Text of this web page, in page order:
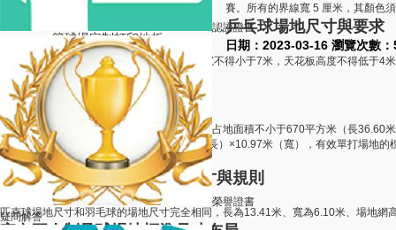
認證證書
榮譽證書
疑問解答
籃球場定制打印地板
賽。所有的界線寬 5 厘米，其顏色
乒乓球場地尺寸與要求
日期：2023-03-16 瀏覽次數
乒乓球場為長方形，其長度不得小于14米，寬不得小于7米，天花板高度不得低于
線。...
網球場地標準尺寸是多少？
日期：2023-03-16 瀏覽次數：4072
網球場地整體呈長方形，一片標準網球場地的占地面積不小于670平方米（長
內，有效雙打場地的標準尺寸是：23.77米（長）×10.97米（寬），有效單打場地
應留有余地不小于3.66米。...
匹克球（Pickleball）場地尺寸與規則
日期：2023-03-16 瀏覽次數：11617
匹克球場地尺寸和羽毛球的場地尺寸完全相同，長為13.41米、寬為6.10米、場地